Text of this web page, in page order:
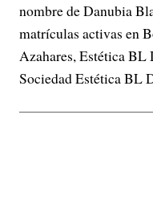
nombre de Danubia
matrículas activas en
Azahares, Estética
Sociedad Estética BL